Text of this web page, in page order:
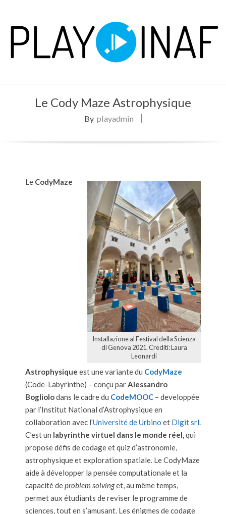
content
P
NavigationLe Cody Maze Astrophysique
By playadmin
Installazione al Festival della Scienza
di Genova 2021. Crediti: Laura
Leonardi
Le CodyMaze
Astrophysique est une variante du CodyMaze
(Code-Labyrinthe) – conçu parAlessandro
Bogliolodans le cadre du CodeMOOC – developpée
par l’Institut National d’Astrophysique en
collaboration avec l’Université de Urbino et Digit srl.
C’est un labyrinthe virtuel dans le monde réel,qui
propose défis de codage et quiz d’astronomie,
astrophysique et exploration spatiale. Le CodyMaze
aide à développer la pensée computationale et la
capacité deproblem solvinget, au même temps,
permet aux étudiants de reviser le programme de
sciences, tout en s’amusant. Les énigmes de codage